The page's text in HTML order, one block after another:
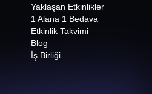
Yaklaşan Etkinlikler
1 Alana 1 Bedava
Etkinlik Takvimi
Blog
İş Birliği